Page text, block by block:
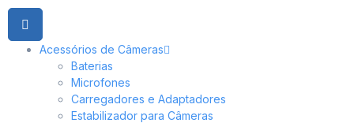
Acessórios de Câmeras
Baterias
Microfones
Carregadores e Adaptadores
Estabilizador para Câmeras